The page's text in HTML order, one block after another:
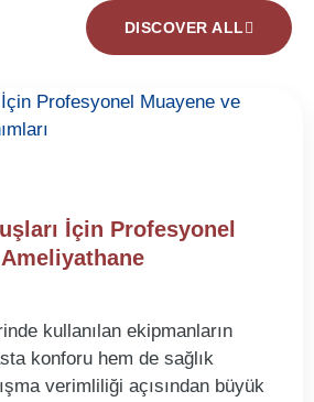
DISCOVER ALL
İçin Profesyonel
kullanılan ekipmanların
konforu hem de sağlık
verimliliği açısından büyük